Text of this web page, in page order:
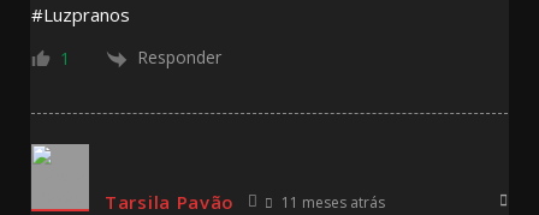
#Luzpranos
1 Responder
Tarsila Pavão 11 meses atrás